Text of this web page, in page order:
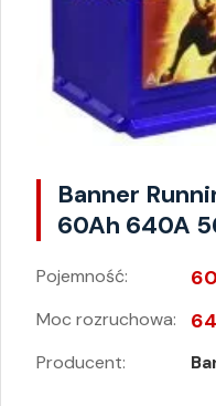
Banner
60Ah 640A
Pojemność:
Moc rozruchowa:
Producent: